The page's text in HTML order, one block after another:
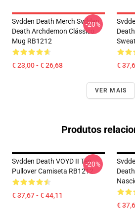
Svdden Death Merch Svdden
Death Archdemon Clássico
Mug RB1212
€ 23,00 - € 26,68
-20%
€
VER MAIS
Produtos
Svdden Death VOYD II Tee
Pullover Camiseta RB1212
€ 37,67 - € 44,11
-20%
€